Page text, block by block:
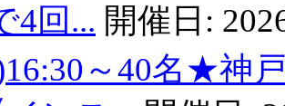
4回... 開催日:
～40名★神